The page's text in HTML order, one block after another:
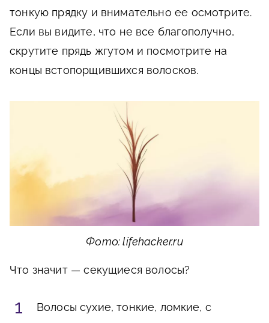
тонкую прядку и внимательно ее осмотрите.
Если вы видите, что не все благополучно,
скрутите прядь жгутом и посмотрите на
концы встопорщившихся волосков.
Фото: lifehacker.ru
Что значит — секущиеся волосы?
Волосы сухие, тонкие, ломкие, с